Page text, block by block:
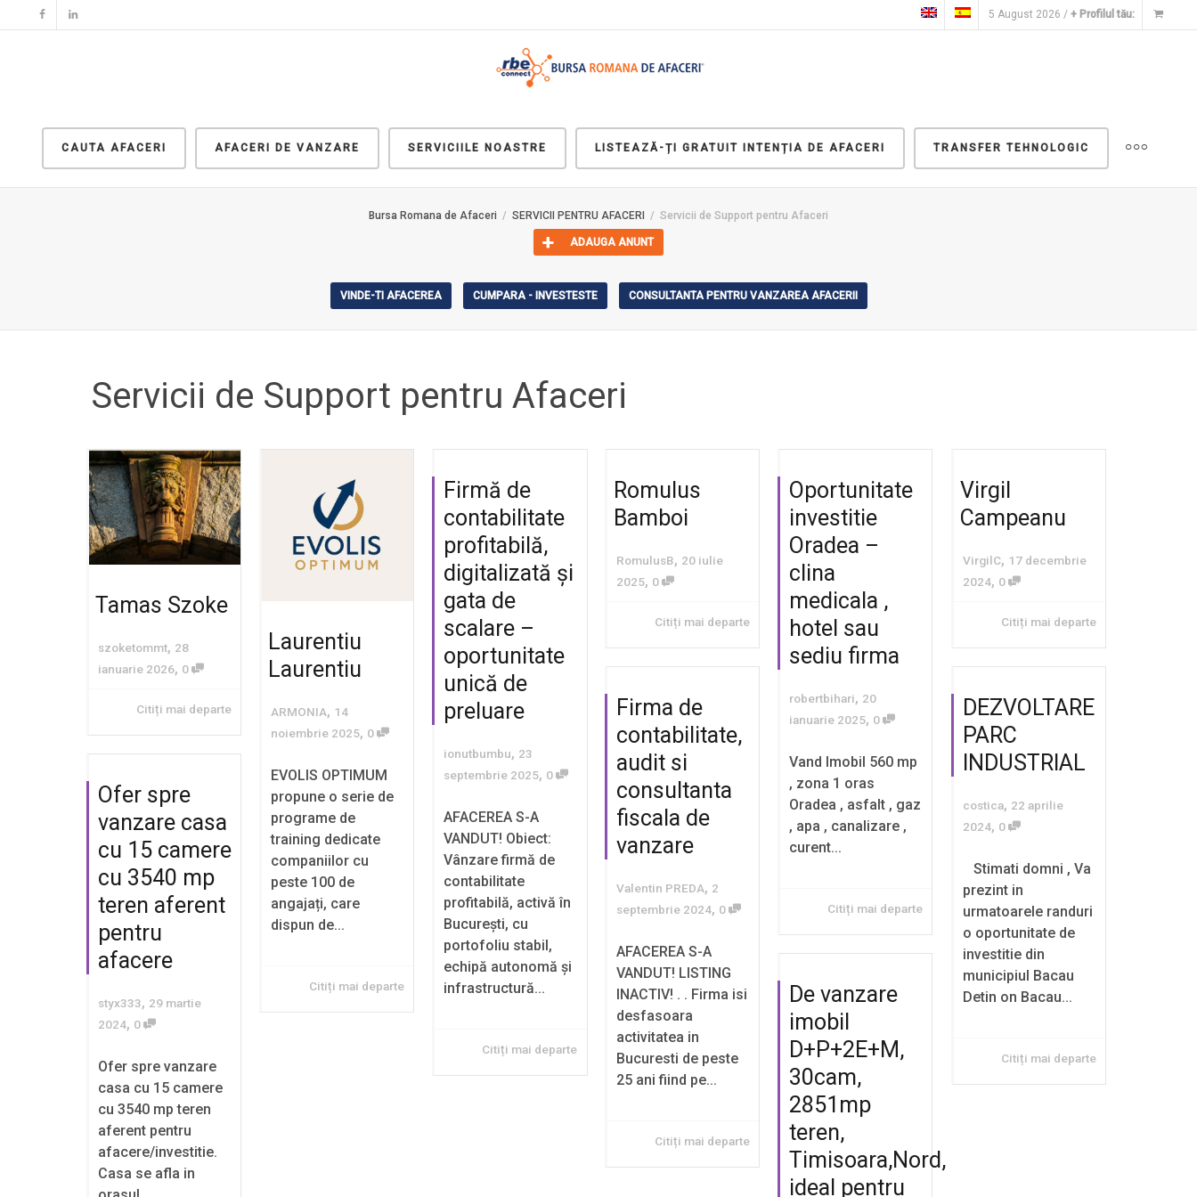
5 August 2026 / + Profilul tău:
CAUTA AFACERI AFACERI DE VANZARE SERVICIILE NOASTRE LISTEAZĂ-ȚI GRATUIT INTENȚIA DE AFACERI TRANSFER TEHNOLOGIC
Bursa Romana de Afaceri SERVICII PENTRU AFACERI Servicii de Support pentru Afaceri
ADAUGA ANUNT
VINDE-TI AFACEREA CUMPARA - INVESTESTE CONSULTANTA PENTRU VANZAREA AFACERII
Servicii de Support pentru Afaceri
Tamas Szoke
szoketommt, 28
ianuarie 2026, 0
Citiți mai departe
Laurentiu
Laurentiu
ARMONIA, 14
noiembrie 2025, 0
EVOLIS OPTIMUM
propune o serie de
programe de
training dedicate
companiilor cu
peste 100 de
angajați, care
dispun de...
Citiți mai departe
Firmă de
contabilitate
profitabilă,
digitalizată și
gata de
scalare –
oportunitate
unică de
preluare
ionutbumbu, 23
septembrie 2025, 0
AFACEREA S-A
VANDUT! Obiect:
Vânzare firmă de
contabilitate
profitabilă, activă în
București, cu
portofoliu stabil,
echipă autonomă și
infrastructură...
Citiți mai departe
Romulus
Bamboi
RomulusB, 20 iulie
2025, 0
Citiți mai departe
Oportunitate
investitie
Oradea –
clina
medicala ,
hotel sau
sediu firma
robertbihari, 20
ianuarie 2025, 0
Vand Imobil 560 mp
, zona 1 oras
Oradea , asfalt , gaz
, apa , canalizare ,
curent...
Citiți mai departe
Virgil
Campeanu
VirgilC, 17 decembrie
2024, 0
Citiți mai departe
Firma de
contabilitate,
audit si
consultanta
fiscala de
vanzare
Valentin PREDA, 2
septembrie 2024, 0
AFACEREA S-A
VANDUT! LISTING
INACTIV! . . Firma isi
desfasoara
activitatea in
Bucuresti de peste
25 ani fiind pe...
Citiți mai departe
DEZVOLTARE
PARC
INDUSTRIAL
costica, 22 aprilie
2024, 0
Stimati domni , Va
prezint in
urmatoarele randuri
o oportunitate de
investitie din
municipiul Bacau
Detin on Bacau...
Citiți mai departe
Ofer spre
vanzare casa
cu 15 camere
cu 3540 mp
teren aferent
pentru
afacere
styx333, 29 martie
2024, 0
Ofer spre vanzare
casa cu 15 camere
cu 3540 mp teren
aferent pentru
afacere/investitie.
Casa se afla in
De vanzare
imobil
D+P+2E+M,
30cam,
2851mp
teren,
Timisoara,Nord,
ideal pentru